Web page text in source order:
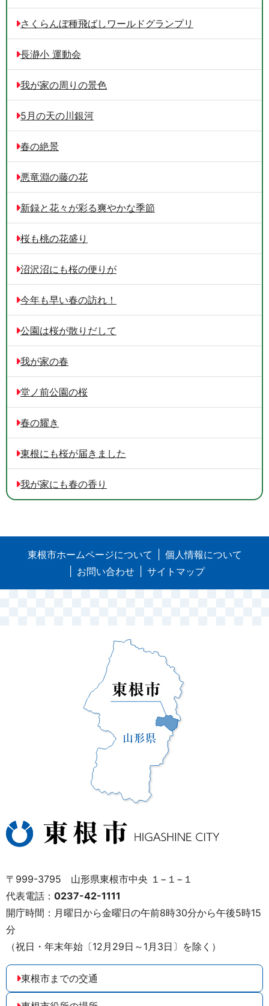
さくらんぼ種飛ばしワールドグランプリ
長瀞小 運動会
我が家の周りの景色
5月の天の川銀河
春の絶景
悪竜淵の藤の花
新録と花々が彩る爽やかな季節
桜も桃の花盛り
沼沢沼にも桜の便りが
今年も早い春の訪れ！
公園は桜が散りだして
我が家の春
堂ノ前公園の桜
春の耀き
東根にも桜が届きました
我が家にも春の香り
東根市ホームページについて
個人情報について
お問い合わせ
サイトマップ
〒999-3795 山形県東根市中央 １−１−１
代表電話： 0237-42-1111
開庁時間：月曜日から金曜日の午前8時30分から午後5時15
分
（祝日・年末年始〔12月29日～1月3日〕を除く）
東根市までの交通